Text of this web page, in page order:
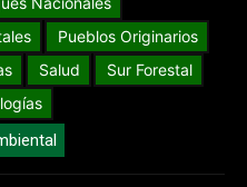
Pueblos Originarios
Salud
Sur Forestal